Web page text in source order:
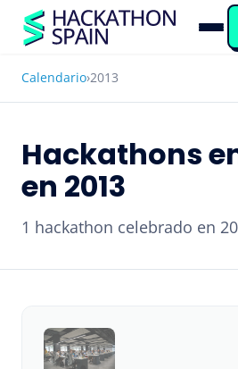
Calendario›2013
Hackathons
en 2013
1 hackathon celebrado en